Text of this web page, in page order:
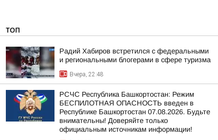
ТОП
Радий Хабиров встретился с федеральными
и региональными блогерами в сфере туризма
Вчера, 22:48
РСЧС Республика Башкортостан: Режим
БЕСПИЛОТНАЯ ОПАСНОСТЬ введен в
Республике Башкортостан 07.08.2026. Будьте
внимательны! Доверяйте только
официальным источникам информации!